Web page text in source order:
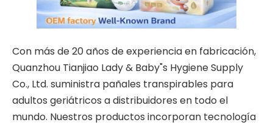
Con más de 20 años de experiencia en fabricación,
Quanzhou Tianjiao Lady & Baby"s Hygiene Supply
Co., Ltd. suministra pañales transpirables para
adultos geriátricos a distribuidores en todo el
mundo. Nuestros productos incorporan tecnología